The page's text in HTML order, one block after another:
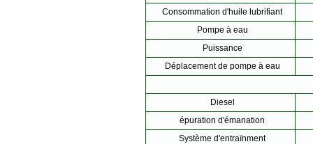
Consommation d'huile lubrifiant
Pompe à eau
Puissance
Déplacement de pompe à eau
Diesel
épuration d'émanation
Système d'entraïnment